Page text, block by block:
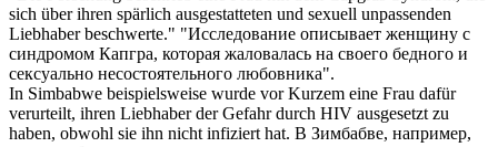
sich über ihren spärlich ausgestatteten und sexuell unpassenden
Liebhaberbeschwerte." "Исследование описывает женщину с
синдромом Капгра, которая жаловалась на своего бедного и
сексуально несостоятельного любовника".
In Simbabwe beispielsweise wurde vor Kurzem eine Frau dafür
verurteilt, ihren Liebhaberder Gefahr durch HIV ausgesetzt zu
haben, obwohl sie ihn nicht infiziert hat. В Зимбабве, например,